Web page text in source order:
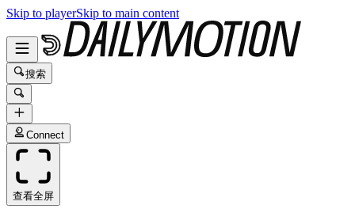
Skip to playerSkip to main content
搜索
Connect
查看全屏